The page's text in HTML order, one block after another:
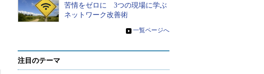
苦情をゼロに 3つの現場に学ぶ
ネットワーク改善術
» 一覧ページへ
注目のテーマ